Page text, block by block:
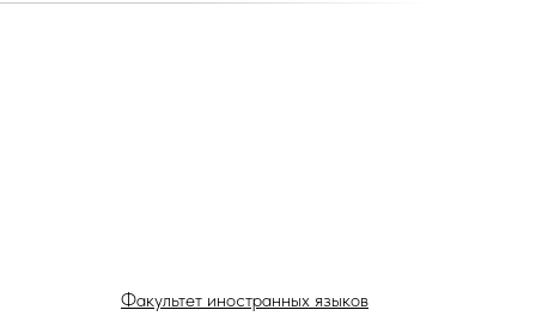
Факультет иностранных языков